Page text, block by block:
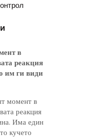
в
реакция
им ги види
момент в
реакция
Има един
кучето